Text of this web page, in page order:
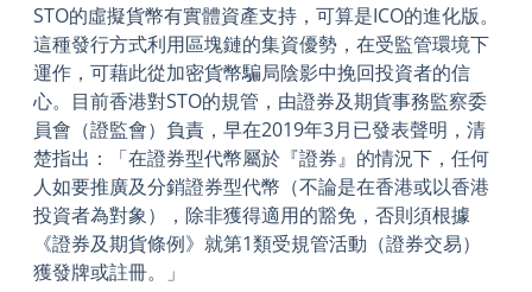
STO的虛擬貨幣有實體資產支持，可算是ICO的進化版。
這種發行方式利用區塊鏈的集資優勢，在受監管環境下
運作，可藉此從加密貨幣騙局陰影中挽回投資者的信
心。目前香港對STO的規管，由證券及期貨事務監察委
員會（證監會）負責，早在2019年3月已發表聲明，清
楚指出：「在證券型代幣屬於『證券』的情況下，任何
人如要推廣及分銷證券型代幣（不論是在香港或以香港
投資者為對象），除非獲得適用的豁免，否則須根據
《證券及期貨條例》就第1類受規管活動（證券交易）
獲發牌或註冊。」